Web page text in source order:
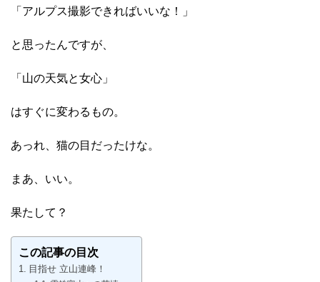
「アルプス撮影できればいいな！」
と思ったんですが、
「山の天気と女心」
はすぐに変わるもの。
あっれ、猫の目だったけな。
まあ、いい。
果たして？
この記事の目次
目指せ 立山連峰！